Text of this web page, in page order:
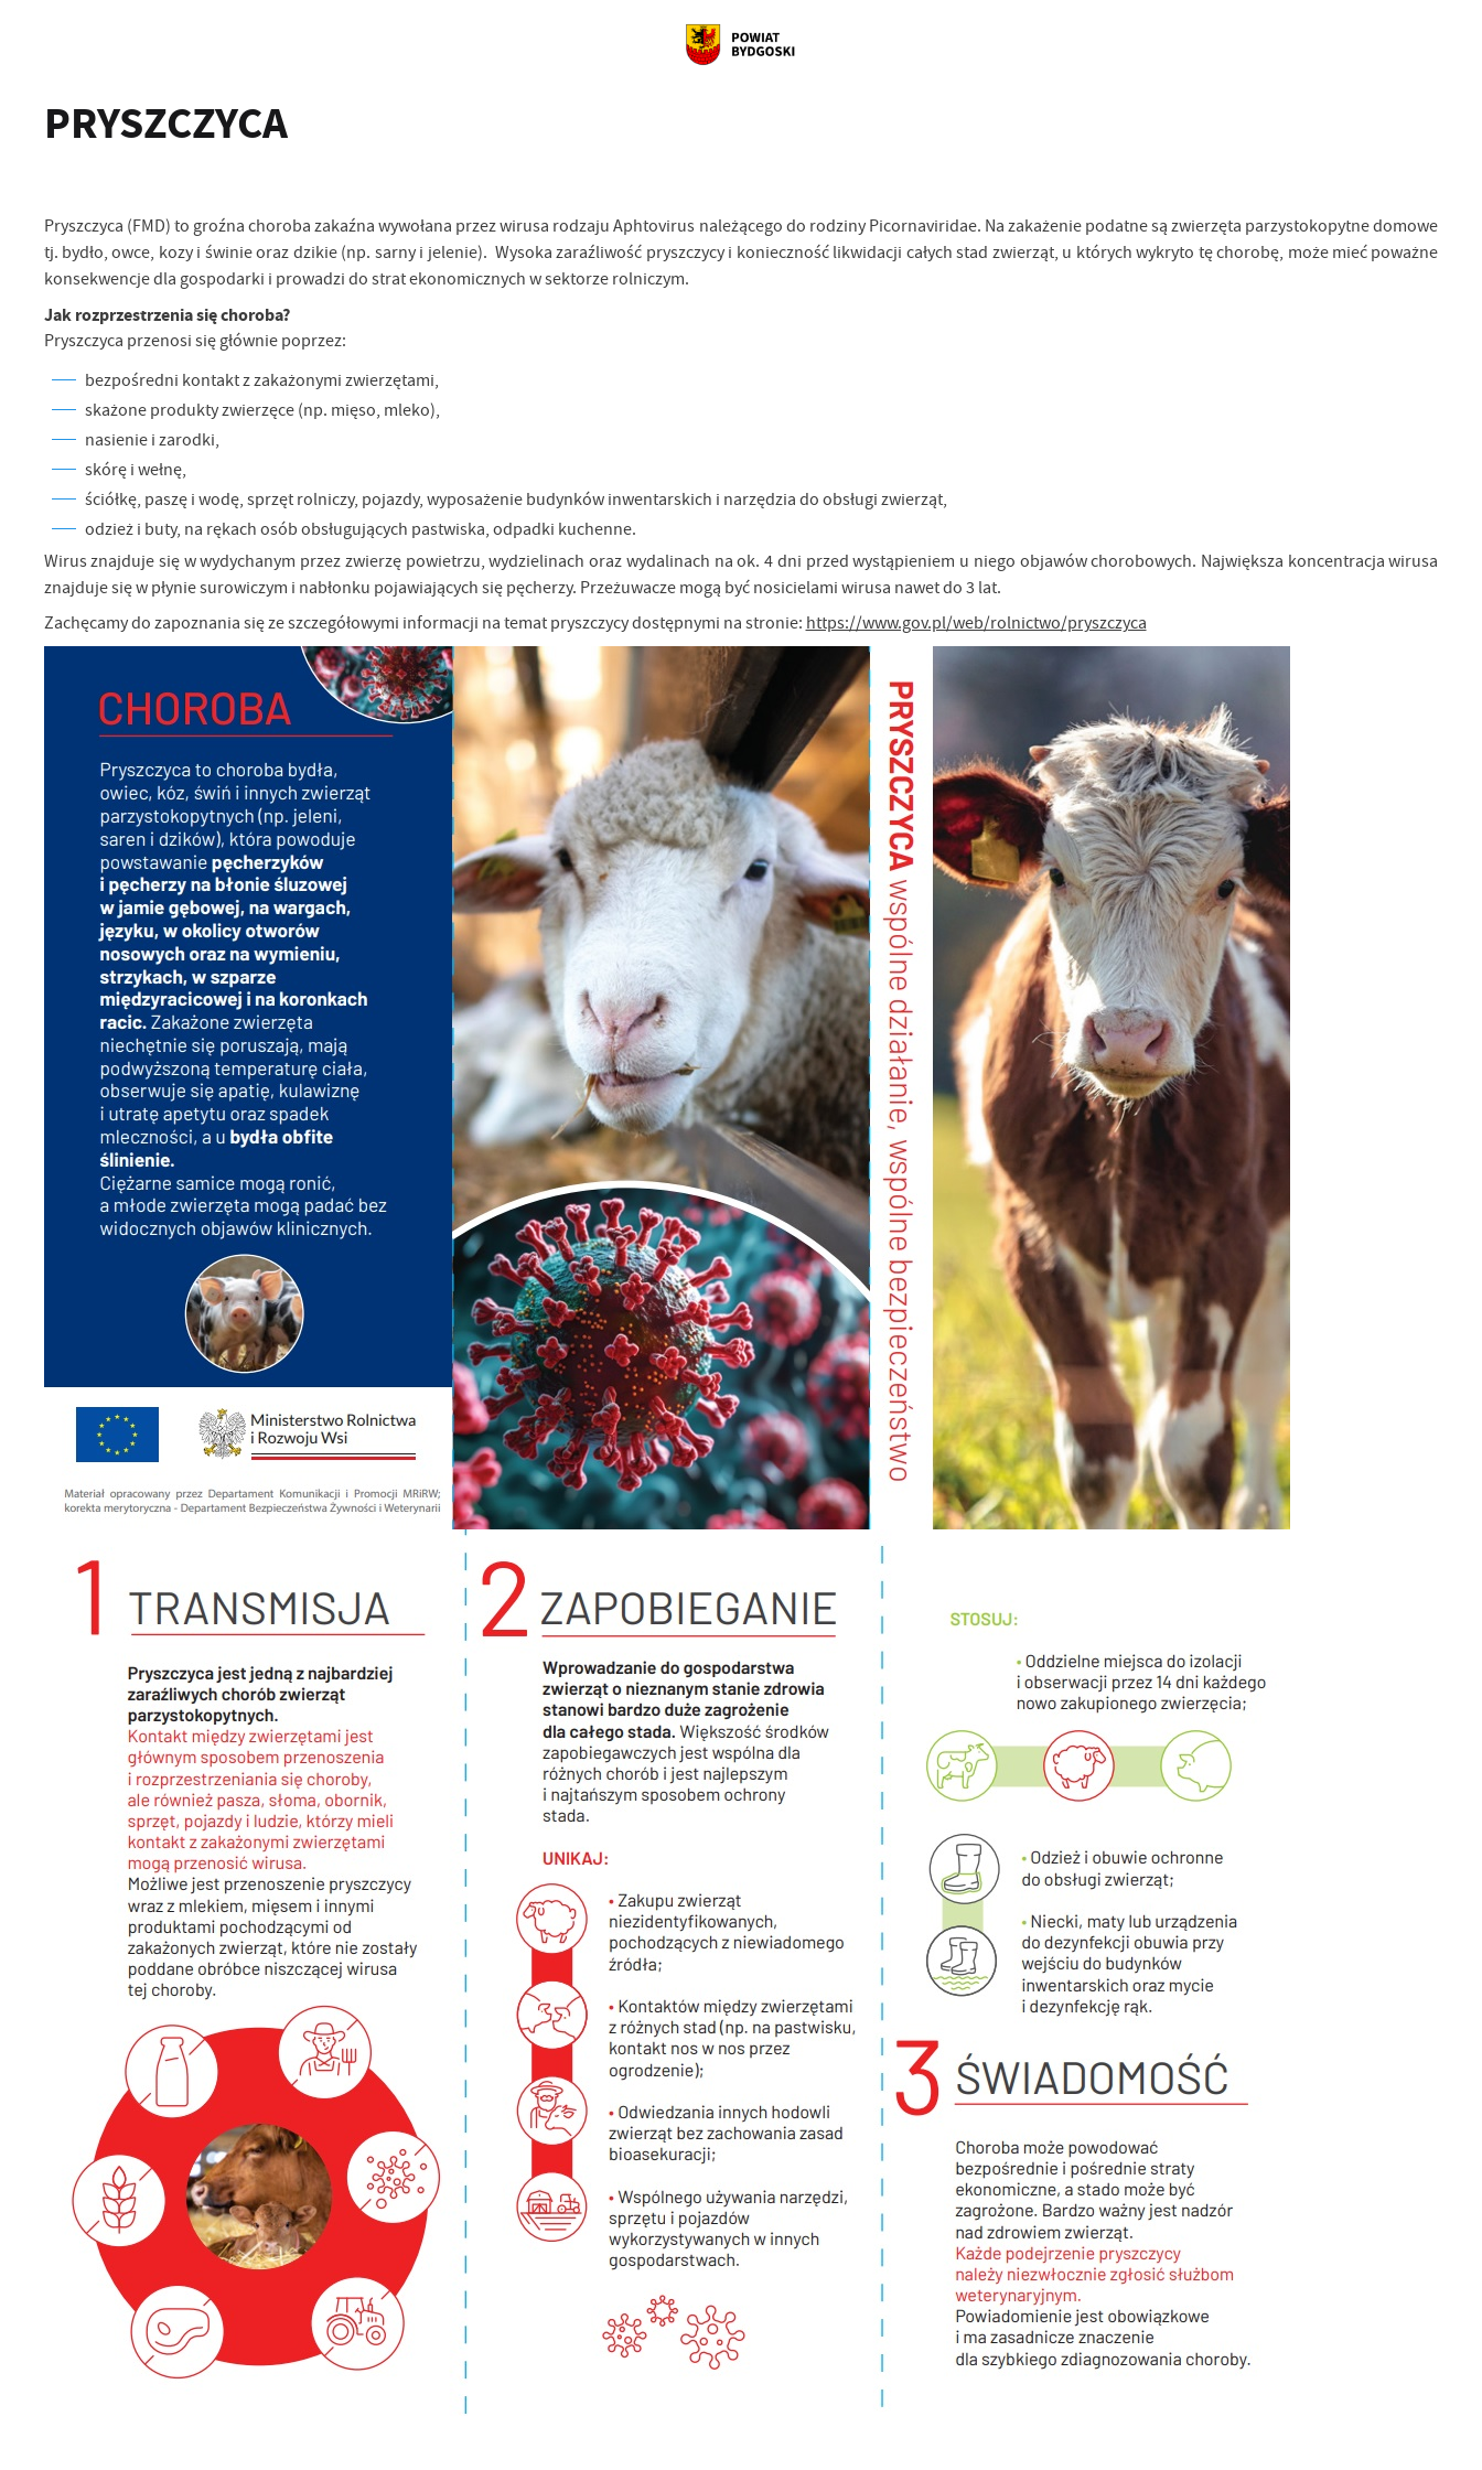
PRYSZCZYCA
Pryszczyca (FMD) to groźna choroba zakaźna wywołana przez wirusa rodzaju Aphtovirus należącego do rodziny Picornaviridae. Na zakażenie podatne są zwierzęta parzystokopytne domowe
tj. bydło, owce, kozy i świnie oraz dzikie (np. sarny i jelenie). Wysoka zaraźliwość pryszczycy i konieczność likwidacji całych stad zwierząt, u których wykryto tę chorobę, może mieć poważne
konsekwencje dla gospodarki i prowadzi do strat ekonomicznych w sektorze rolniczym.
Jak rozprzestrzenia się choroba?
Pryszczyca przenosi się głównie poprzez:
bezpośredni kontakt z zakażonymi zwierzętami,
skażone produkty zwierzęce (np. mięso, mleko),
nasienie i zarodki,
skórę i wełnę,
ściółkę, paszę i wodę,sprzęt rolniczy, pojazdy, wyposażenie budynków inwentarskich i narzędzia do obsługi zwierząt,
odzież i buty, na rękach osób obsługujących pastwiska, odpadki kuchenne.
Wirus znajduje się w wydychanym przez zwierzę powietrzu, wydzielinach oraz wydalinach na ok. 4 dni przed wystąpieniem u niego objawów chorobowych. Największa koncentracja wirusa
znajduje się w płynie surowiczym i nabłonku pojawiających się pęcherzy. Przeżuwacze mogą być nosicielami wirusa nawet do 3 lat.
Zachęcamy do zapoznania się ze szczegółowymi informacji na temat pryszczycy dostępnymi na stronie: https://www.gov.pl/web/rolnictwo/pryszczyca